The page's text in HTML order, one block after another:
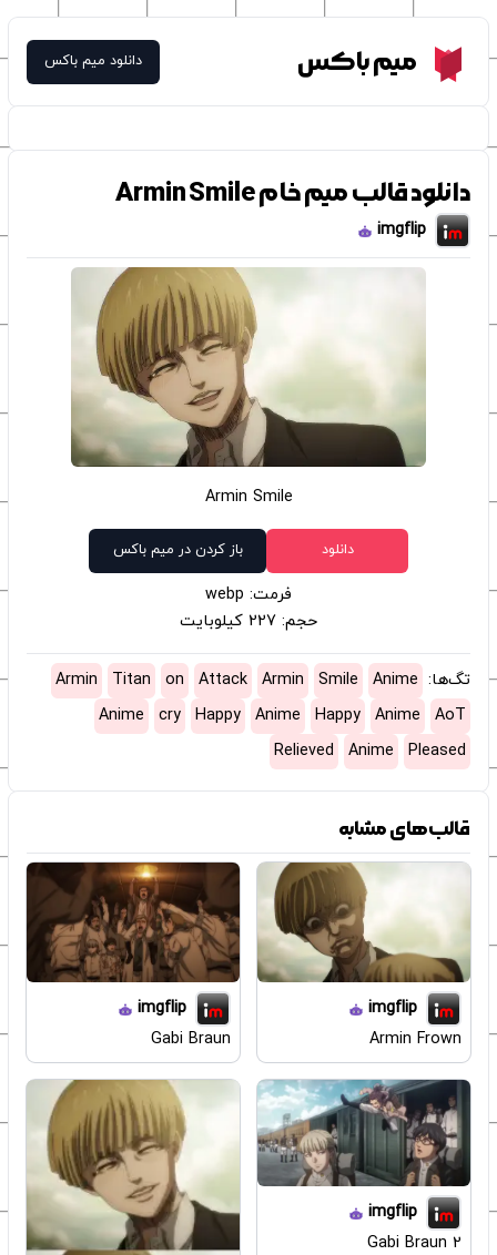
Meme Boxمیم باکس دانلود میم باکس
دانلود قالب میم خام Armin Smile
imgflip
Armin Smile
دانلود باز کردن در میم باکس
فرمت: webp
حجم: 227 کیلوبایت
تگ‌ها: Anime
Smile
Armin
Attack
on
Titan
Armin
AoT
Anime
Happy
Anime
Happy
cry
Anime
Pleased
Anime
Relieved
قالب‌های مشابه
imgflip
Armin Frown
imgflip
Gabi Braun
imgflip
Gabi Braun 2